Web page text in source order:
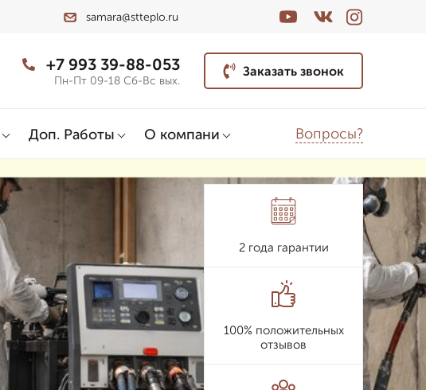
samara@stteplo.ru
+7 993 39-88-053
Пн-Пт 09-18 Сб-Вс вых.
Заказать звонок
Доп. Работы О компани Вопросы?
2 года гарантии
100% положительных
отзывов